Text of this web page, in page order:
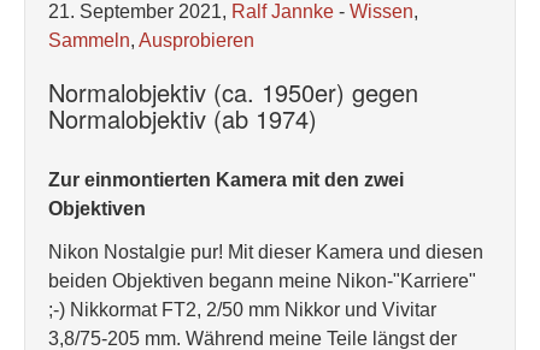
21. September 2021, Ralf Jannke - Wissen,
Sammeln, Ausprobieren
Normalobjektiv (ca. 1950er) gegen
Normalobjektiv (ab 1974)
Zur einmontierten Kamera mit den zwei
Objektiven
Nikon Nostalgie pur! Mit dieser Kamera und diesen
beiden Objektiven begann meine Nikon-"Karriere"
;-) Nikkormat FT2, 2/50 mm Nikkor und Vivitar
3,8/75-205 mm. Während meine Teile längst der